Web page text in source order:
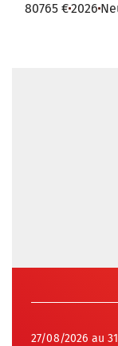
80765 €2026
27/08/2026 au